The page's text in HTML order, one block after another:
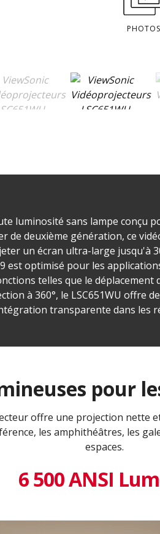
PHOTOS
luminosité sans lampe conçu
de deuxième génération, ce
un écran ultra-large jusqu'à
est optimisé pour les
telles que le
à 360°, le LSC651WU offre
transparente dans les
pour
offre une projection nette
les amphithéâtres, les
espaces.
6 500 ANSI